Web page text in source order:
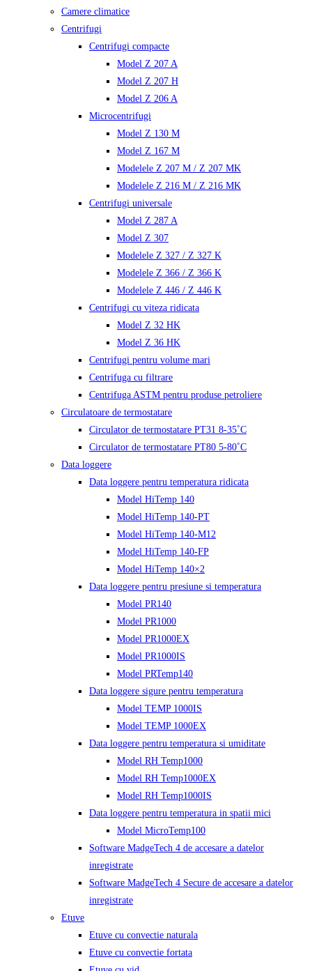
Camere climatice
Centrifugi
Centrifugi compacte
Model Z 207 A
Model Z 207 H
Model Z 206 A
Microcentrifugi
Model Z 130 M
Model Z 167 M
Modelele Z 207 M / Z 207 MK
Modelele Z 216 M / Z 216 MK
Centrifugi universale
Model Z 287 A
Model Z 307
Modelele Z 327 / Z 327 K
Modelele Z 366 / Z 366 K
Modelele Z 446 / Z 446 K
Centrifugi cu viteza ridicata
Model Z 32 HK
Model Z 36 HK
Centrifugi pentru volume mari
Centrifuga cu filtrare
Centrifuga ASTM pentru produse petroliere
Circulatoare de termostatare
Circulator de termostatare PT31 8-35˚C
Circulator de termostatare PT80 5-80˚C
Data loggere
Data loggere pentru temperatura ridicata
Model HiTemp 140
Model HiTemp 140-PT
Model HiTemp 140-M12
Model HiTemp 140-FP
Model HiTemp 140×2
Data loggere pentru presiune si temperatura
Model PR140
Model PR1000
Model PR1000EX
Model PR1000IS
Model PRTemp140
Data loggere sigure pentru temperatura
Model TEMP 1000IS
Model TEMP 1000EX
Data loggere pentru temperatura si umiditate
Model RH Temp1000
Model RH Temp1000EX
Model RH Temp1000IS
Data loggere pentru temperatura in spatii mici
Model MicroTemp100
Software MadgeTech 4 de accesare a datelor
inregistrate
Software MadgeTech 4 Secure de accesare a datelor
inregistrate
Etuve
Etuve cu convectie naturala
Etuve cu convectie fortata